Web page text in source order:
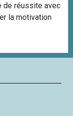
de réussite avec
la motivation